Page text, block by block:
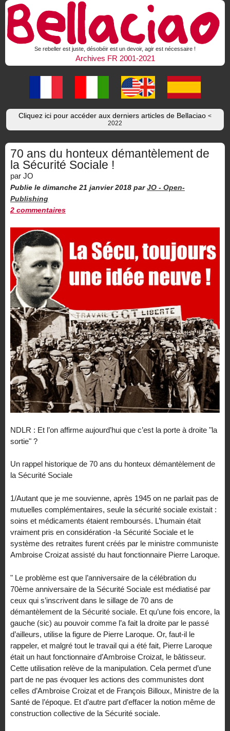
Se rebeller est juste, désobéir est un devoir, agir est nécessaire !
Archives FR 2001-2021
Cliquez ici pour accéder aux derniers articles de Bellaciao <
2022
70 ans du honteux démantèlement de
la Sécurité Sociale !
par JO
Publie le dimanche 21 janvier 2018 par JO - Open-
Publishing
2 commentaires
NDLR : Et l’on affirme aujourd’hui que c’est la porte à droite "la
sortie" ?
Un rappel historique de 70 ans du honteux démantèlement de
la Sécurité Sociale
1/Autant que je me souvienne, après 1945 on ne parlait pas de
mutuelles complémentaires, seule la sécurité sociale existait :
soins et médicaments étaient remboursés. L’humain était
vraiment pris en considération -la Sécurité Sociale et le
système des retraites furent créés par le ministre communiste
Ambroise Croizat assisté du haut fonctionnaire Pierre Laroque.
" Le problème est que l’anniversaire de la célébration du
70ème anniversaire de la Sécurité Sociale est médiatisé par
ceux qui s’inscrivent dans le sillage de 70 ans de
démantèlement de la Sécurité sociale. Et qu’une fois encore, la
gauche (sic) au pouvoir comme l’a fait la droite par le passé
d’ailleurs, utilise la figure de Pierre Laroque. Or, faut-il le
rappeler, et malgré tout le travail qui a été fait, Pierre Laroque
était un haut fonctionnaire d’Ambroise Croizat, le bâtisseur.
Cette utilisation relève de la manipulation. Cela permet d’une
part de ne pas évoquer les actions des communistes dont
celles d’Ambroise Croizat et de François Billoux, Ministre de la
Santé de l’époque. Et d’autre part d’effacer la notion même de
construction collective de la Sécurité sociale.